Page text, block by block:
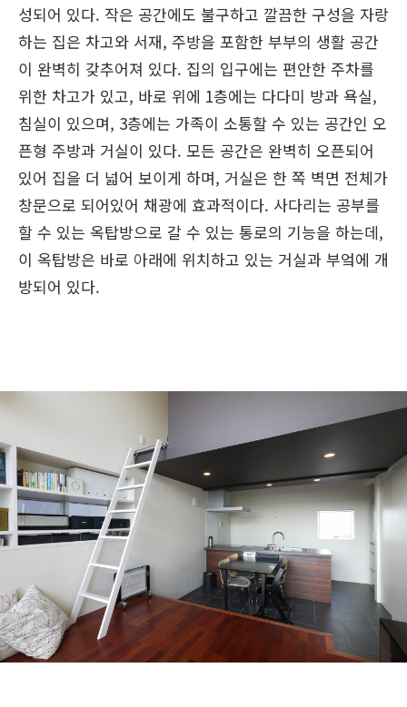
성되어 있다. 작은 공간에도 불구하고 깔끔한 구성을 자랑
하는 집은 차고와 서재, 주방을 포함한 부부의 생활 공간
이 완벽히 갖추어져 있다. 집의 입구에는 편안한 주차를
위한 차고가 있고, 바로 위에 1층에는 다다미 방과 욕실,
침실이 있으며, 3층에는 가족이 소통할 수 있는 공간인 오
픈형 주방과 거실이 있다. 모든 공간은 완벽히 오픈되어
있어 집을 더 넓어 보이게 하며, 거실은 한 쪽 벽면 전체가
창문으로 되어있어 채광에 효과적이다. 사다리는 공부를
할 수 있는 옥탑방으로 갈 수 있는 통로의 기능을 하는데,
이 옥탑방은 바로 아래에 위치하고 있는 거실과 부엌에 개
방되어 있다.